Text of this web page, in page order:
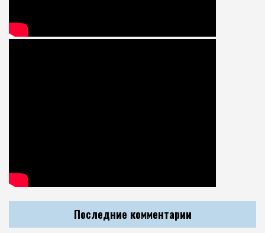
Последние комментарии